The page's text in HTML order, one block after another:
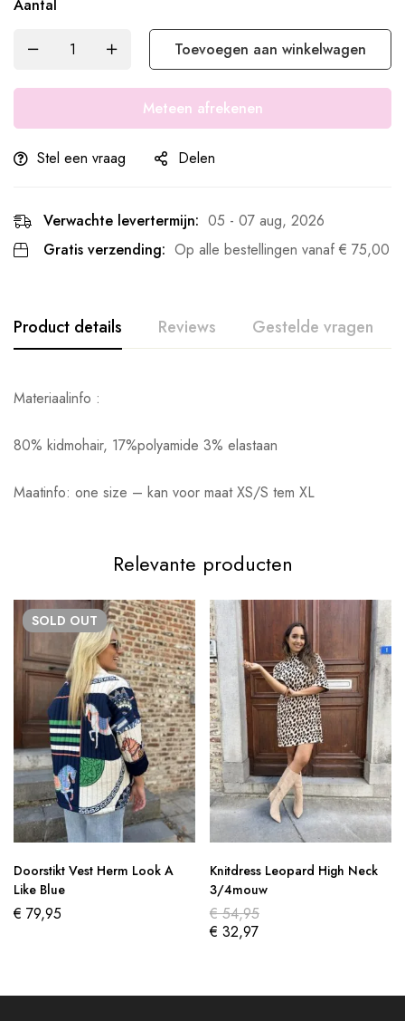
Aantal
Toevoegen aan winkelwagen
Meteen afrekenen
Stel een vraag Delen
Verwachte levertermijn: 05 - 07 aug, 2026
Gratis verzending: Op alle bestellingen vanaf € 75,00
Product details Reviews Gestelde vragen
Materiaalinfo :
80% kidmohair, 17%polyamide 3% elastaan
Maatinfo: one size – kan voor maat XS/S tem XL
Relevante producten
SOLD OUT
Doorstikt Vest Herm Look A
Like Blue
€ 79,95
Knitdress Leopard High Neck
3/4mouw
€54,95
€ 32,97